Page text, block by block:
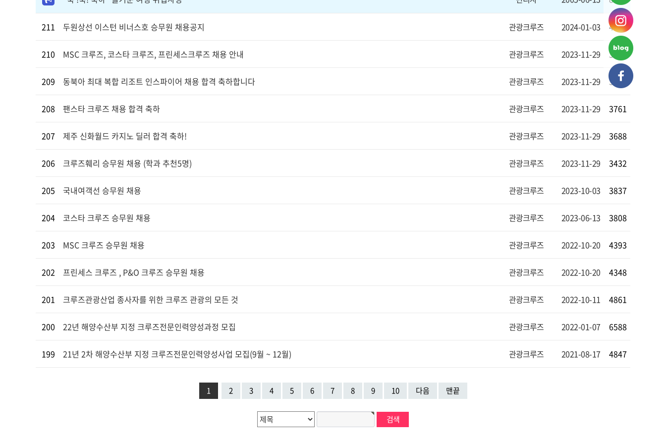
211 두원상선 이스턴 비너스호 승무원 채용공지 관광크루즈 2024-01-03 4204
210 MSC 크루즈, 코스타 크루즈, 프린세스크루즈 채용 안내 관광크루즈 2023-11-29 3889
209 동북아 최대 복합 리조트 인스파이어 채용 합격 축하합니다 관광크루즈 2023-11-29 3479
208 팬스타 크루즈 채용 합격 축하 관광크루즈 2023-11-29 3761
207 제주 신화월드 카지노 딜러 합격 축하! 관광크루즈 2023-11-29 3688
206 크루즈훼리 승무원 채용 (학과 추천5명) 관광크루즈 2023-11-29 3432
205 국내여객선 승무원 채용 관광크루즈 2023-10-03 3837
204 코스타 크루즈 승무원 채용 관광크루즈 2023-06-13 3808
203 MSC 크루즈 승무원 채용 관광크루즈 2022-10-20 4393
202 프린세스 크루즈 , P&O 크루즈 승무원 채용 관광크루즈 2022-10-20 4348
201 크루즈관광산업 종사자를 위한 크루즈 관광의 모든 것 관광크루즈 2022-10-11 4861
200 22년 해양수산부 지정 크루즈전문인력양성과정 모집 관광크루즈 2022-01-07 6588
199 21년 2차 해양수산부 지정 크루즈전문인력양성사업 모집(9월 ~ 12월) 관광크루즈 2021-08-17 4847
1 2 3 4 5 6 7 8 9 10 다음 맨끝